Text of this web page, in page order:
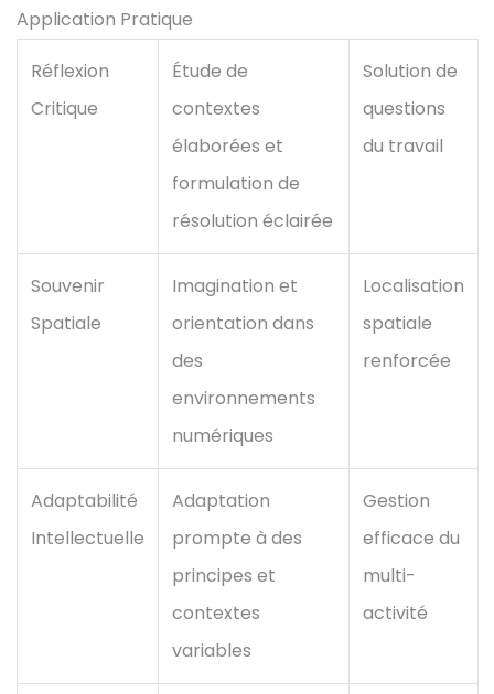
Application Pratique
Réflexion
Critique
Étude de
contextes
élaborées et
formulation de
résolution éclairée
Solution de
questions
du travail
Souvenir
Spatiale
Imagination et
orientation dans
des
environnements
numériques
Localisation
spatiale
renforcée
Adaptabilité
Intellectuelle
Adaptation
prompte à des
principes et
contextes
variables
Gestion
efficace du
multi-
activité